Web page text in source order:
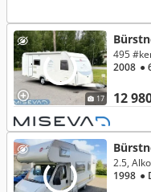
17 12
495
2008 ●
2.5,
1998 ●